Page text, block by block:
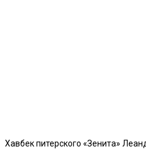
Хавбек питерского «Зенита»